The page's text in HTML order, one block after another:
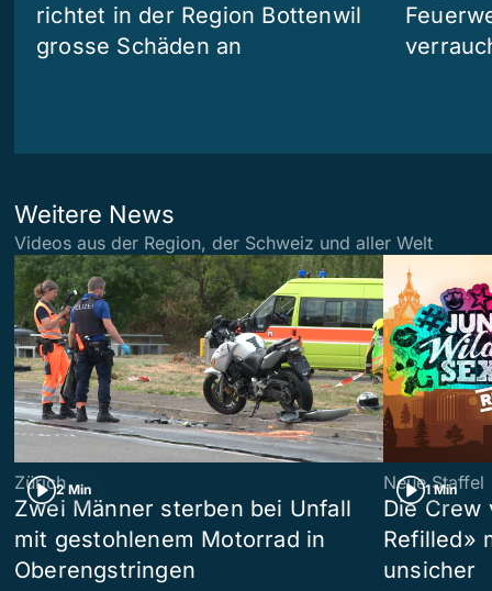
richtet in der Region Bottenwil
grosse Schäden an
Weitere News
Videos aus der Region, der Schweiz und aller Welt
2 Min
Zürich
Zwei Männer sterben bei Unfall
mit gestohlenem Motorrad in
Oberengstringen
1 Min
Neue Staffel
Die Crew
Refilled»
unsicher